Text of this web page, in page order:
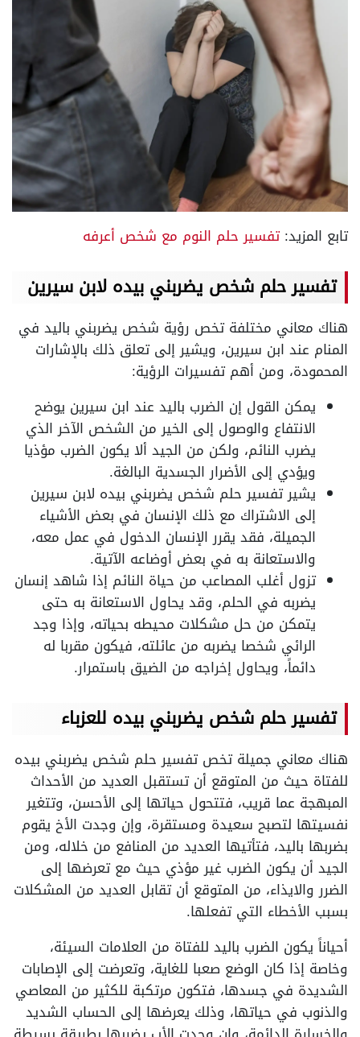
تابع المزيد:تفسير حلم النوم مع شخص أعرفه
تفسير حلم شخص يضربني بيده لابن سيرين
هناك معاني مختلفة تخص رؤية شخص يضربني باليد في
المنام عند ابن سيرين، ويشير إلى تعلق ذلك بالإشارات
المحمودة، ومن أهم تفسيرات الرؤية:
يمكن القول إن الضرب باليد عند ابن سيرين يوضح
الانتفاع والوصول إلى الخير من الشخص الآخر الذي
يضرب النائم، ولكن من الجيد ألا يكون الضرب مؤذيا
ويؤدي إلى الأضرار الجسدية البالغة.
يشير تفسير حلم شخص يضربني بيده لابن سيرين
إلى الاشتراك مع ذلك الإنسان في بعض الأشياء
الجميلة، فقد يقرر الإنسان الدخول في عمل معه،
والاستعانة به في بعض أوضاعه الآتية.
تزول أغلب المصاعب من حياة النائم إذا شاهد إنسان
يضربه في الحلم، وقد يحاول الاستعانة به حتى
يتمكن من حل مشكلات محيطه بحياته، وإذا وجد
الرائي شخصا يضربه من عائلته، فيكون مقربا له
دائماً، ويحاول إخراجه من الضيق باستمرار.
تفسير حلم شخص يضربني بيده للعزباء
هناك معاني جميلة تخص تفسير حلم شخص يضربني بيده
للفتاة حيث من المتوقع أن تستقبل العديد من الأحداث
المبهجة عما قريب، فتتحول حياتها إلى الأحسن، وتتغير
نفسيتها لتصبح سعيدة ومستقرة، وإن وجدت الأخ يقوم
بضربها باليد، فتأتيها العديد من المنافع من خلاله، ومن
الجيد أن يكون الضرب غير مؤذي حيث مع تعرضها إلى
الضرر والايذاء، من المتوقع أن تقابل العديد من المشكلات
بسبب الأخطاء التي تفعلها.
أحياناً يكون الضرب باليد للفتاة من العلامات السيئة،
وخاصة إذا كان الوضع صعبا للغاية، وتعرضت إلى الإصابات
الشديدة في جسدها، فتكون مرتكبة للكثير من المعاصي
والذنوب في حياتها، وذلك يعرضها إلى الحساب الشديد